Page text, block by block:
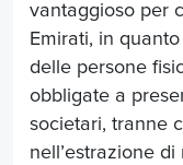
vantaggioso per
Emirati, in
delle persone
obbligate a
societari, tranne
nell’estrazione